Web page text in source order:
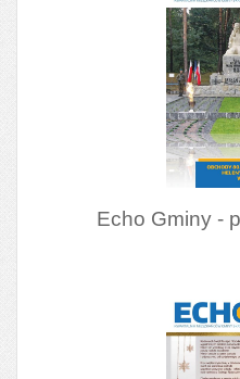
Echo Gminy -